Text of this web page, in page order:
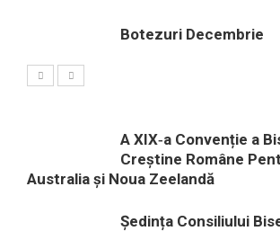
Botezuri Decembrie
A XIX‑a Convenție a
Creștine Române
Australia și Noua Zeelandă
Ședința Consiliului